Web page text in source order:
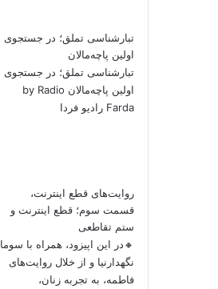
تبارشناسی تملق؛ در جستجوی
اولین‌ پاچه‌مالان
تبارشناسی تملق؛ در جستجوی
اولین‌ پاچه‌مالان by Radio
Farda رادیو فردا
روایت‌های قطع اینترنت،
قسمت سوم؛ قطع اینترنت و
ستم تقاطعی
🔸در این اپیزود، همراه با سوما
نگهدارنیا و از خلال روایت‌های
فاطمه، به تجربه زنان،